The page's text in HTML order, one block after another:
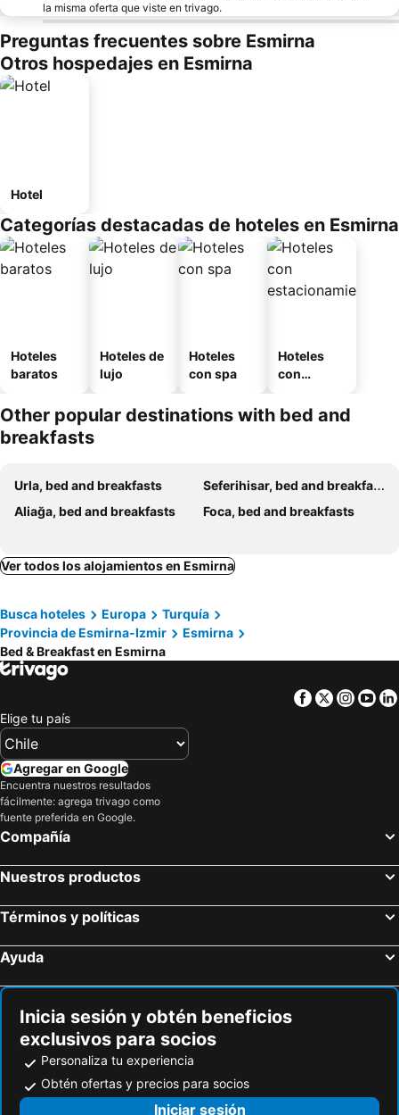
la misma oferta que viste en trivago.
Preguntas frecuentes sobre Esmirna
Otros hospedajes en Esmirna
Hotel
Categorías destacadas de hoteles en Esmirna
Hoteles
baratos
Hoteles de
lujo
Hoteles
con spa
Hoteles
con
miento
Other popular destinations with bed and
breakfasts
Urla, bed and breakfasts
Seferihisar, bed and breakfasts
Aliağa, bed and breakfasts
Foca, bed and breakfasts
Ver todos los alojamientos en Esmirna
Busca hoteles Europa
Turquía
Provincia de Esmirna-Izmir
Esmirna
Bed & Breakfast en Esmirna
Facebook
Twitter
Elige tu país
Agregar en Google
Encuentra nuestros resultados
fácilmente: agrega trivago como
fuente preferida en Google.
Compañía
Nuestros productos
Términos y políticas
Ayuda
Inicia sesión y obtén beneficios
exclusivos para socios
Personaliza tu experiencia
Obtén ofertas y precios para socios
Iniciar sesión